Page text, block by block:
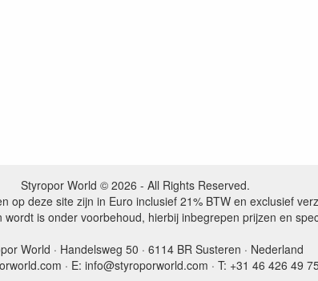
Styropor World © 2026 - All Rights Reserved.
op deze site zijn in Euro inclusief 21% BTW en exclusief
is onder voorbehoud, hierbij inbegrepen prijzen en
World · Handelsweg 50 · 6114 BR Susteren · Nederland
· E: info@styroporworld.com · T: +31 46 426 49